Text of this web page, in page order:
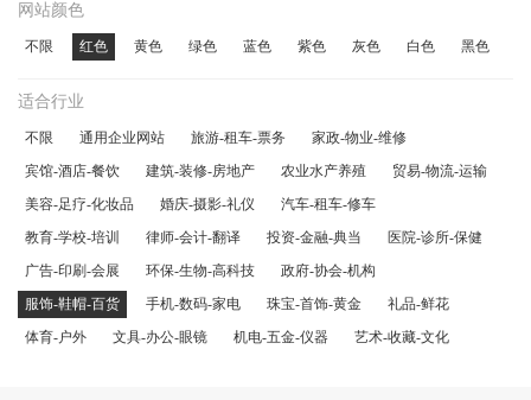
网站颜色
不限 红色 黄色 绿色 蓝色 紫色 灰色 白色 黑色
适合行业
不限 通用企业网站 旅游-租车-票务
家政-物业-维修
宾馆-酒店-餐饮
建筑-装修-房地产 农业水产养殖
贸易-物流-运输
美容-足疗-化妆品
婚庆-摄影-礼仪
汽车-租车-修车
教育-学校-培训
律师-会计-翻译 投资-金融-典当
医院-诊所-保健
广告-印刷-会展
环保-生物-高科技
政府-协会-机构
服饰-鞋帽-百货
手机-数码-家电 珠宝-首饰-黄金
礼品-鲜花
体育-户外
文具-办公-眼镜 机电-五金-仪器 艺术-收藏-文化